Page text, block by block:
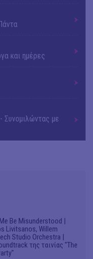
και ημέρες
με
Be Misunderstood |
Livitsanos, Willem
Studio Orchestra |
της ταινίας "The